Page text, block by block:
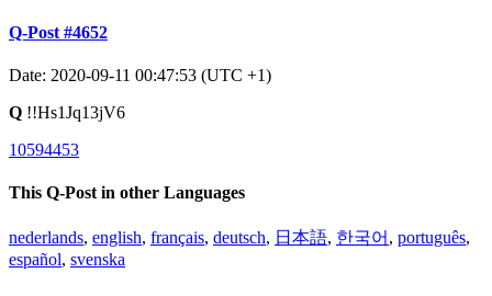
Q-Post #4652
Date: 2020-09-11 00:47:53 (UTC +1)
Q !!Hs1Jq13jV6
10594453
This Q-Post in other Languages
nederlands, english, français, deutsch, 日本語, 한국어 , português,
español, svenska